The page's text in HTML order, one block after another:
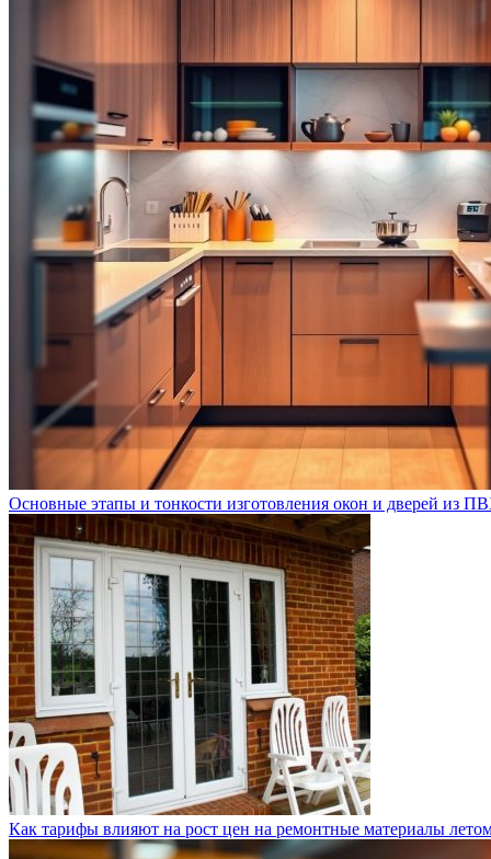
Основные этапы и тонкости изготовления окон и дверей из
Как тарифы влияют на рост цен на ремонтные материалы